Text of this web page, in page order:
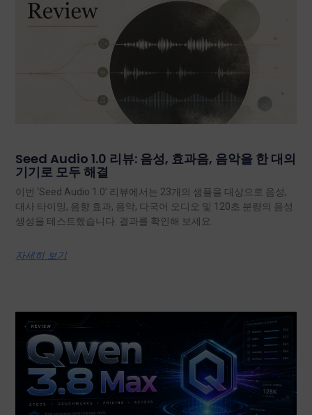
Seed Audio 1.0 리뷰: 음성, 효과음, 음악을 한 대의
기기로 모두 해결
이번 ‘Seed Audio 1.0’ 리뷰에서는 23개의 샘플을 대상으로 음성,
대사 타이밍, 음향 효과, 음악, 다국어 오디오 및 120초 분량의 음성
생성을 테스트했습니다. 결과를 확인해 보세요.
자세히 보기